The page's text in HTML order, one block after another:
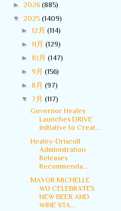
► 2026 (885)
▼ 2025 (1409)
►12月(114)
►11月(129)
►10月(147)
►9月(156)
► 8月(97)
▼ 7月(117)
Governor Healey
Launches DRIVE
Initiative to Creat...
Healey-Driscoll
Administration
Releases
Recommenda...
MAYOR MICHELLE
WU CELEBRATES
NEW BEER AND
WINE STA...